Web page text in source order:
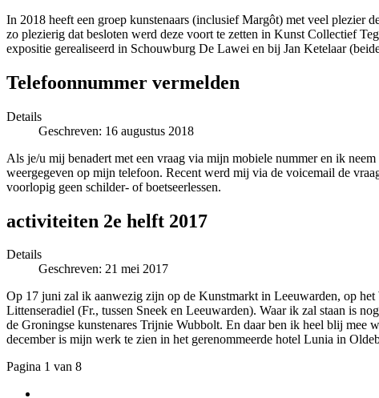
In 2018 heeft een groep kunstenaars (inclusief Margôt) met veel plezier
zo plezierig dat besloten werd deze voort te zetten in Kunst Collectief
expositie gerealiseerd in Schouwburg De Lawei en bij Jan Ketelaar
Telefoonnummer vermelden
Details
Geschreven: 16 augustus 2018
Als je/u mij benadert met een vraag via mijn mobiele nummer en ik
weergegeven op mijn telefoon. Recent werd mij via de voicemail de
voorlopig geen schilder- of boetseerlessen.
activiteiten 2e helft 2017
Details
Geschreven: 21 mei 2017
Op 17 juni zal ik aanwezig zijn op de Kunstmarkt in Leeuwarden, op het
Littenseradiel (Fr., tussen Sneek en Leeuwarden). Waar ik zal staan is
de Groningse kunstenares Trijnie Wubbolt. En daar ben ik heel blij mee
december is mijn werk te zien in het gerenommeerde hotel Lunia in
Pagina 1 van 8